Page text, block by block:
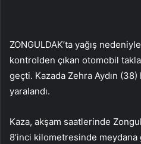
ZONGULDAK’ta yağış
kontrolden çıkan otomobil
geçti. Kazada Zehra Aydın
yaralandı.
Kaza, akşam saatlerinde
8’inci kilometresinde meydana